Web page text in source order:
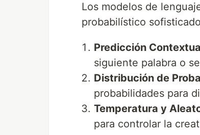
Los modelos de
probabilístico
Predicción
siguiente palabra o
Distribución de
probabilidades para
Temperatura y
para controlar la